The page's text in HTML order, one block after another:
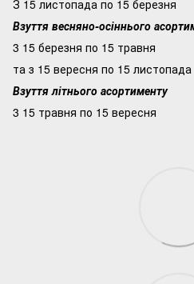
З 15 листопада по 15 березня
Взуття весняно-осіннього
3 15 березня по 15 травня
та з 15 вересня по 15 листопада
Взуття літнього асортименту
3 15 травня по 15 вересня